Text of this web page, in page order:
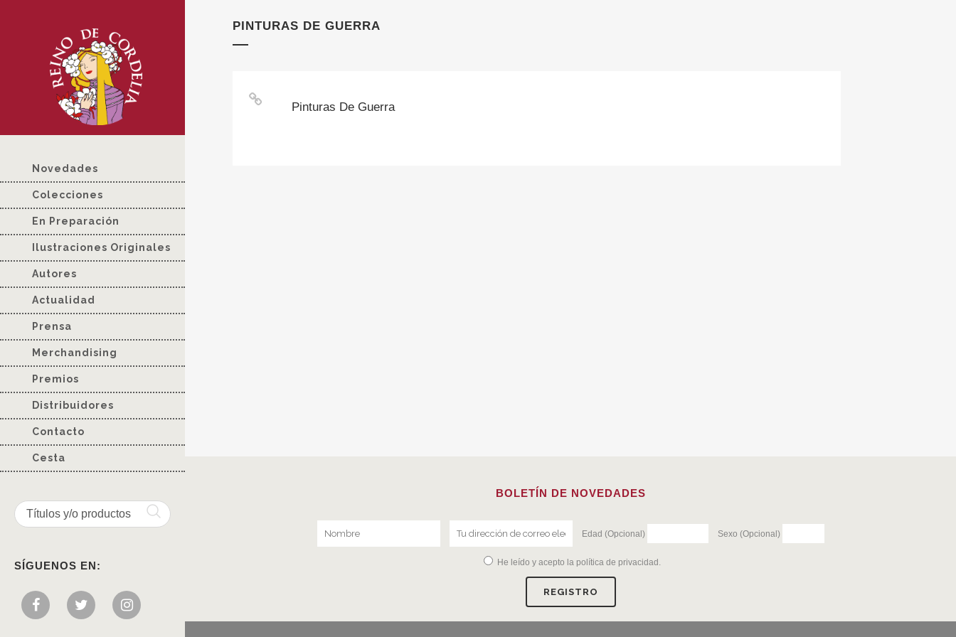
Novedades
Colecciones
En Preparación
Ilustraciones Originales
Autores
Actualidad
Prensa
Merchandising
Premios
Distribuidores
Contacto
Cesta
SÍGUENOS EN:
PINTURAS DE GUERRA
Pinturas De Guerra
BOLETÍN DE NOVEDADES
Edad (Opcional) Sexo (Opcional)
He leído y acepto la política de privacidad .